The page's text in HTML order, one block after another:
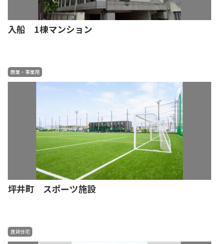
入船 1棟マンション
商業・事業用
坪井町 スポーツ施設
賃貸住宅